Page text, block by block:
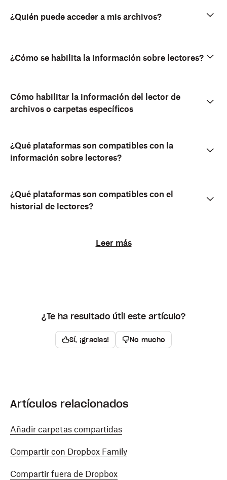
¿Quién puede acceder a mis archivos?
¿Cómo se habilita la información sobre lectores?
Cómo habilitar la información del lector de
archivos o carpetas específicos
¿Qué plataformas son compatibles con la
información sobre lectores?
¿Qué plataformas son compatibles con el
historial de lectores?
Leer más
¿Te ha resultado útil este artículo?
Sí, ¡gracias! No mucho
Artículos relacionados
Añadir carpetas compartidas
Compartir con Dropbox Family
Compartir fuera de Dropbox